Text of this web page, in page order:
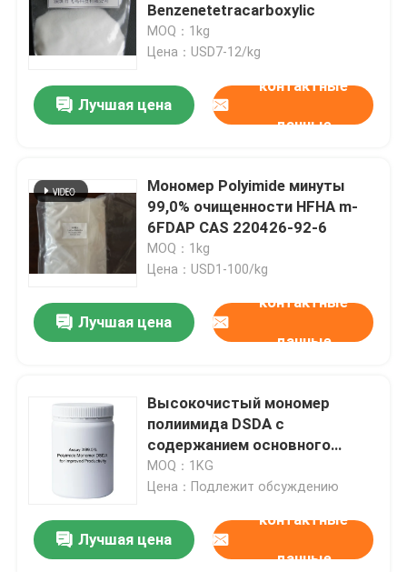
Дом
Видео
О нас
Путешествие фабрики
Benzenetetracarboxylic
MOQ：1kg
Цена：USD7-12/kg
Лучшая цена
контактные
данные
Мономер Polyimide минуты
99,0% очищенности HFHA m-
6FDAP CAS 220426-92-6
MOQ：1kg
Цена：USD1-100/kg
Лучшая цена
контактные
данные
Высокочистый мономер
полиимида DSDA с
содержанием основного
вещества ≥99,0% и
температурой плавления 300-
полиимидной смолы
MOQ：1KG
Цена：Подлежит обсуждению
Лучшая цена
контактные
данные